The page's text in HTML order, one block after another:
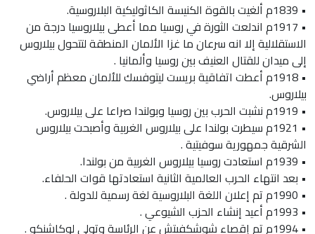
• 1839م ألغيت بالقوة الكنيسة الكاثوليكية البلاروسية.
• 1917م اندلعت الثورة في روسيا مما أعطى بيلاروسيا درجة من
الاستقلالية إلا انه سرعان ما غزا الألمان المنطقة لتتحول بيلاروس
إلى ميدان للقتال العنيف بين روسيا وألمانيا .
• 1918م أعطت اتفاقية بريست ليتوفسك للألمان معظم أراضي
بيلاروس.
• 1919م نشبت الحرب بين روسيا وبولندا صراعا على بيلاروس.
• 1921م سيطرت بولندا على بيلاروس الغربية وأصبحت بيلاروس
الشرقية جمهورية سوفيتية .
• 1939م استعادت روسيا بيلاروس الغربية من بولندا.
• بعد انتهاء الحرب العالمية الثانية استعادتها قوات الحلفاء.
• 1990م تم إعلان اللغة البلاروسية لغة رسمية للدولة .
• 1993م أعيد إنشاء الحزب الشيوعي .
• 1994م تم إقصاء شوشكفيتش عن الرئاسة وتولى لوكاشنكو .